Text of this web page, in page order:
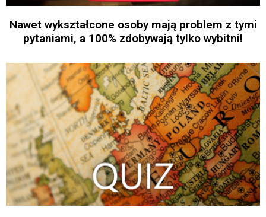
Nawet wykształcone osoby mają problem z tymi
pytaniami, a 100% zdobywają tylko wybitni!